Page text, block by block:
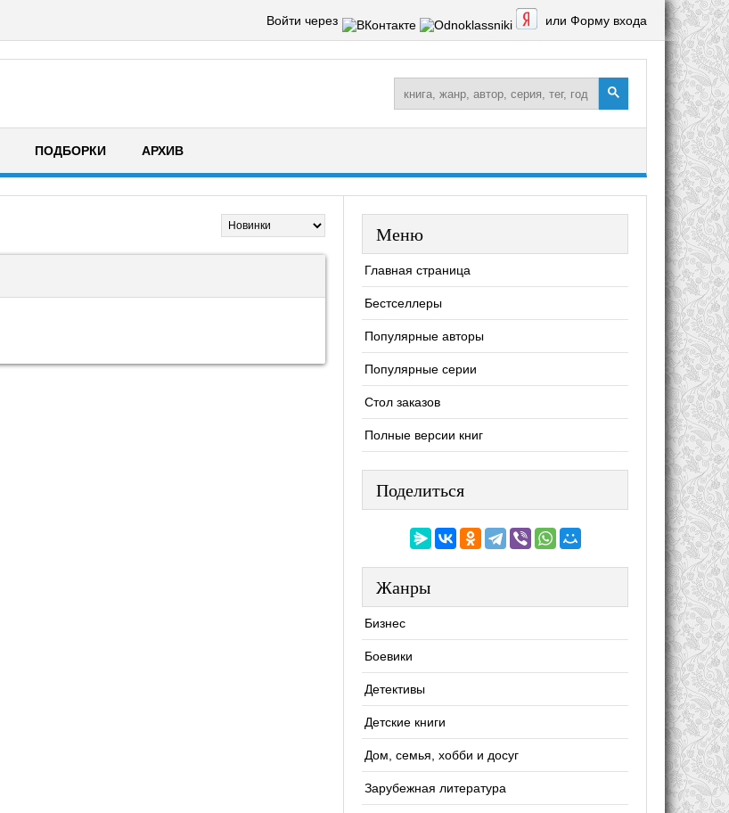
Войти через или Форму входа
ПОДБОРКИ АРХИВ
Меню
Главная страница
Бестселлеры
Популярные авторы
Популярные серии
Стол заказов
Полные версии книг
Поделиться
Жанры
Бизнес
Боевики
Детективы
Детские книги
Дом, семья, хобби и досуг
Зарубежная литература